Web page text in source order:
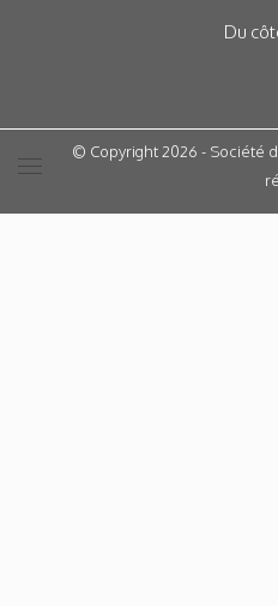
Du
© Copyright 2026 - Société